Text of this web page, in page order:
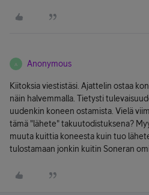
A Anonymous
Kiitoksia viestistäsi. Ajattelin ostaa
näin halvemmalla. Tietysti
uudenkin koneen ostamista. Vielä
tämä "lähete" takuutodistuksena?
muuta kuittia koneesta kuin tuo
tulostamaan jonkin kuitin Soneran